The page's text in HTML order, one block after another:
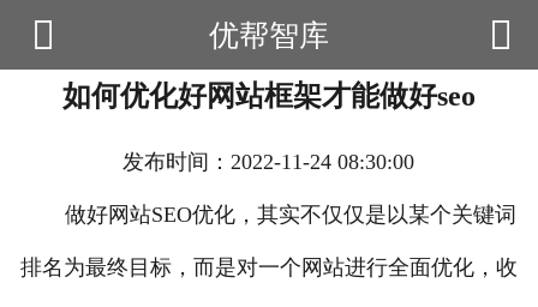
云产品
数据云查询
数据云监控
应用场景
 优帮智库 
如何优化好网站框架才能做好seo
发布时间：2022-11-24 08:30:00
做好网站SEO优化，其实不仅仅是以某个关键词
排名为最终目标，而是对一个网站进行全面优化，收